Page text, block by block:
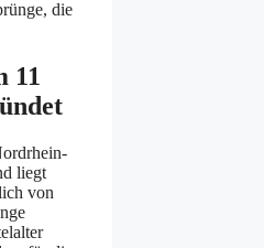
die
11
liegt
von